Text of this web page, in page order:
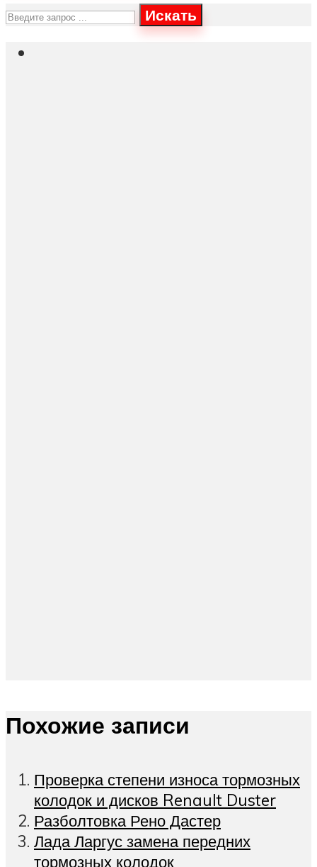
Искать
Похожие записи
Проверка степени износа тормозных
колодок и дисков Renault Duster
Разболтовка Рено Дастер
Лада Ларгус замена передних
тормозных колодок